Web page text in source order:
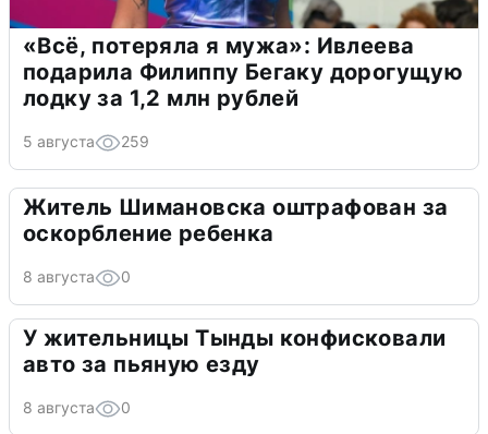
«Всё, потеряла я мужа»: Ивлеева
подарила Филиппу Бегаку дорогущую
лодку за 1,2 млн рублей
5 августа 259
Житель Шимановска оштрафован за
оскорбление ребенка
8 августа 0
У жительницы Тынды конфисковали
авто за пьяную езду
8 августа 0